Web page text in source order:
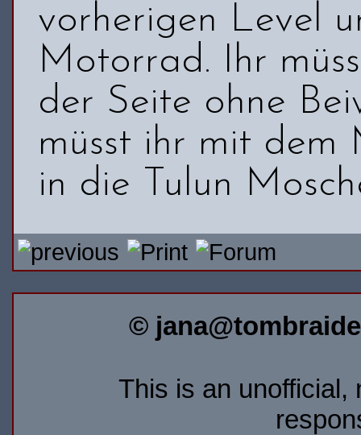
vorherigen Level
Motorrad. Ihr
der Seite ohne
müsst ihr mit
in die Tulun
©
This is an unofficial,